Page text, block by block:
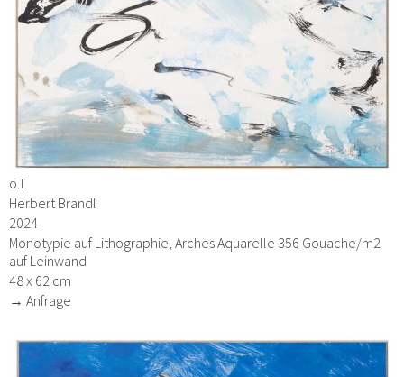
o.T.
Herbert Brandl
2024
Monotypie auf Lithographie, Arches Aquarelle 356 Gouache/m2
auf Leinwand
48 x 62 cm
→ Anfrage